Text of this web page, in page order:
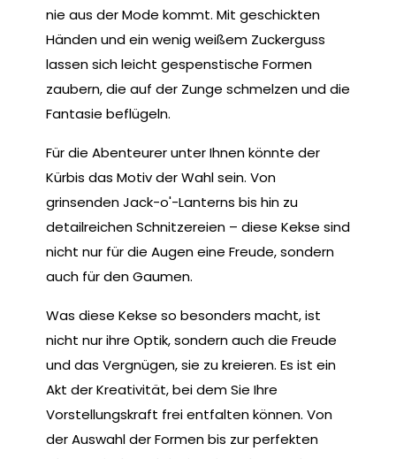
nie aus der Mode kommt. Mit geschickten
Händen und ein wenig weißem Zuckerguss
lassen sich leicht gespenstische Formen
zaubern, die auf der Zunge schmelzen und die
Fantasie beflügeln.
Für die Abenteurer unter Ihnen könnte der
Kürbis das Motiv der Wahl sein. Von
grinsenden Jack-o'-Lanterns bis hin zu
detailreichen Schnitzereien – diese Kekse sind
nicht nur für die Augen eine Freude, sondern
auch für den Gaumen.
Was diese Kekse so besonders macht, ist
nicht nur ihre Optik, sondern auch die Freude
und das Vergnügen, sie zu kreieren. Es ist ein
Akt der Kreativität, bei dem Sie Ihre
Vorstellungskraft frei entfalten können. Von
der Auswahl der Formen bis zur perfekten